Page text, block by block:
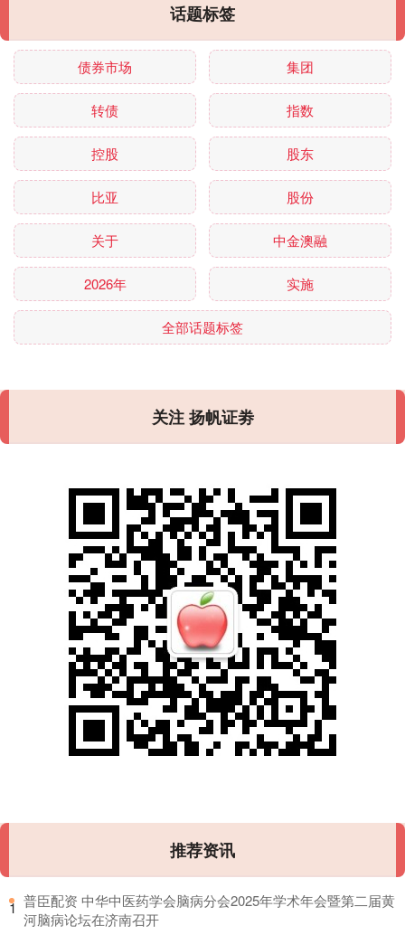
话题标签
债券市场 集团
转债 指数
控股 股东
比亚 股份
关于 中金澳融
2026年 实施
全部话题标签
关注 扬帆证劵
推荐资讯
1 ​普臣配资 中华中医药学会脑病分会2025年学术年会暨第二届黄
河脑病论坛在济南召开